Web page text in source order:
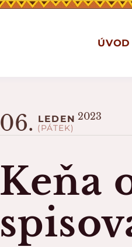
ÚVOD
Keňa
06. LEDEN
(PÁTEK)
2023